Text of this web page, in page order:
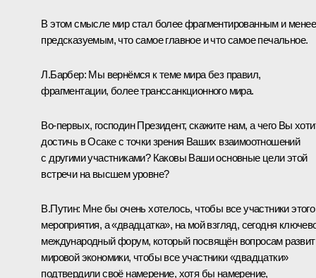
В этом смысле мир стал более фрагментированным и менее
предсказуемым, что самое главное и что самое печальное.
Л.Барбер: Мы вернёмся к теме мира без правил,
фрагментации, более транссанкционного мира.
Во-первых, господин Президент, скажите нам, а чего Вы
достичь в Осаке с точки зрения Ваших взаимоотношений
с другими участниками? Каковы Ваши основные цели этой
встречи на высшем уровне?
В.Путин: Мне бы очень хотелось, чтобы все участники этого
мероприятия, а «двадцатка», на мой взгляд, сегодня
международный форум, который посвящён вопросам
мировой экономики, чтобы все участники «двадцатки»
подтвердили своё намерение, хотя бы намерение,